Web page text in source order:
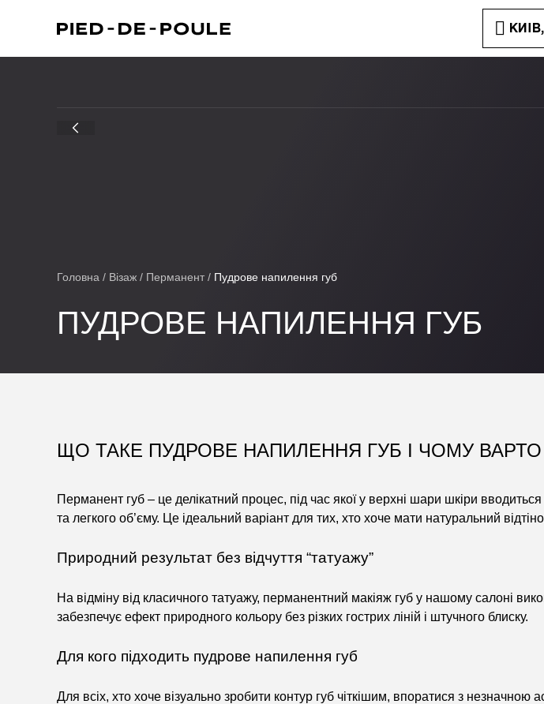
Головна / Візаж / Перманент / Пудрове напилення губ
ПУДРОВЕ НАПИЛЕННЯ ГУБ
ЩО ТАКЕ ПУДРОВЕ НАПИЛЕННЯ ГУБ І ЧОМУ
Перманент губ – це делікатний процес, під час якої у верхні шари шкіри
та легкого об’єму. Це ідеальний варіант для тих, хто хоче мати натуральний
Природний результат без відчуття “татуажу”
На відміну від класичного татуажу, перманентний макіяж губ у нашому салоні
забезпечує ефект природного кольору без різких гострих ліній і штучного блиску.
Для кого підходить пудрове напилення губ
Для всіх, хто хоче візуально зробити контур губ чіткішим, впоратися з